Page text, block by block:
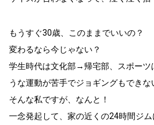
もうすぐ30歳、このままでいいの？
変わるなら今じゃない？
学生時代は文化部→帰宅部、スポーツ
うな運動が苦手でジョギングもできな
そんな私ですが、なんと！
一念発起して、家の近くの24時間ジ